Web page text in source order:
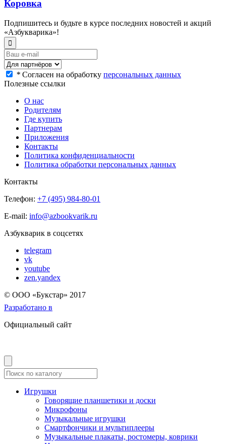
Коровка
Подпишитесь и будьте в курсе последних новостей и акций
«Азбукварика»!
* Согласен на обработку персональных данных
Полезные ссылки
О нас
Родителям
Где купить
Партнерам
Приложения
Контакты
Политика конфиденциальности
Политика обработки персональных данных
Контакты
Телефон: +7 (495) 984-80-01
E-mail: info@azbookvarik.ru
Азбукварик в соцсетях
telegram
vk
youtube
zen.yandex
© OOO «Букстар» 2017
Разработано в
Официальный сайт
Игрушки
Говорящие планшетики и доски
Микрофоны
Музыкальные игрушки
Смартфончики и мультиплееры
Музыкальные плакаты, ростомеры, коврики